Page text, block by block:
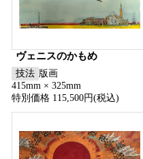
ヴェニスのかもめ
技法 版画
415mm × 325mm
特別価格 115,500円(税込)